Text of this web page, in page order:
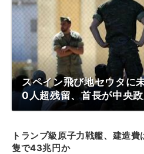
スペイン飛び地セウタに
0人超残留、首長が中央
トランプ級原子力戦艦、建造費
隻で43兆円か